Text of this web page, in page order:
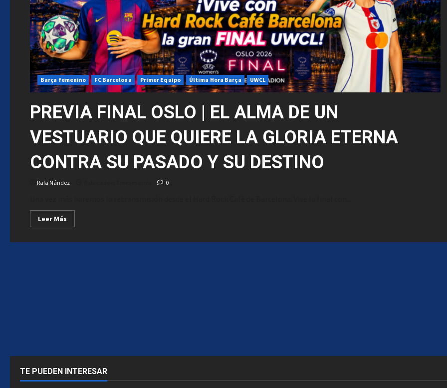
Barça femenino FC Barcelona Primer Equipo Última Hora Barça UWCL
PREVIA FINAL OSLO | EL ALMA DE UN
VESTUARIO QUE QUIERE LA GLORIA ETERNA
CONTRA SU PASADO Y SU DESTINO
Rafa Nández 0
Leer Más
más
PASADO
SU
DESTINO
TE PUEDEN INTERESAR